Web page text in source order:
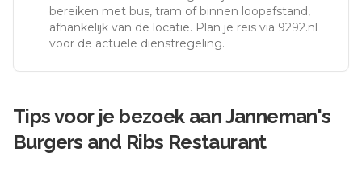
bereiken met bus, tram of binnen loopafstand,
afhankelijk van de locatie. Plan je reis via 9292.nl
voor de actuele dienstregeling.
Tips voor je bezoek aanJanneman's
Burgers and Ribs Restaurant